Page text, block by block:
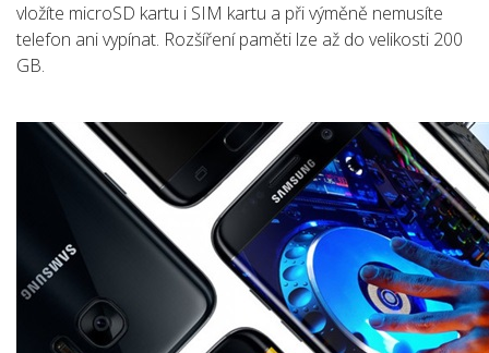
vložíte microSD kartu i SIM kartu a při výměně nemusíte
telefon ani vypínat. Rozšíření paměti lze až do velikosti 200
GB.